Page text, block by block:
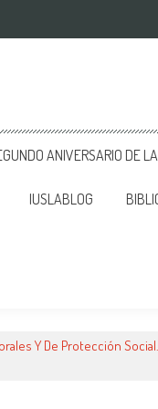
ANIVERSARIO DE
IUSLABLOG
Y De Protección